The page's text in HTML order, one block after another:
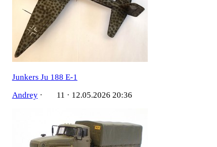
Junkers Ju 188 E-1
Andrey· 11 · 12.05.2026 20:36